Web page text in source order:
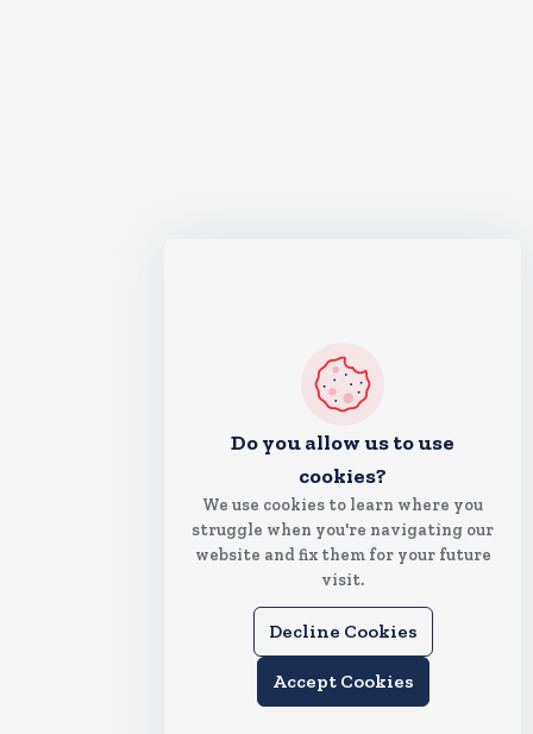
Do you allow us to use
cookies?
We use cookies to learn where you
struggle when you're navigating our
website and fix them for your future
visit.
Decline Cookies
Accept Cookies